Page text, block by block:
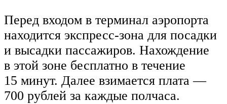
Перед входом в терминал аэропорта
находится экспресс-зона для посадки
и высадки пассажиров. Нахождение
в этой зоне бесплатно в течение
15 минут. Далее взимается плата —
700 рублей за каждые полчаса.